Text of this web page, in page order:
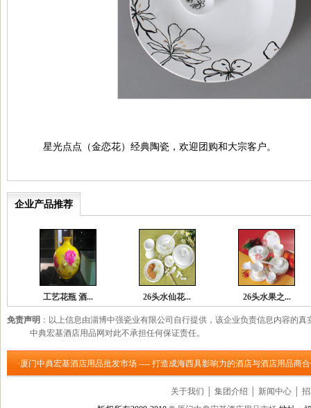
星光点点（金恋花）经典陶瓷，欢迎团购和大宗客户。
企业产品推荐
工艺花瓶 酒... 26头水仙花... 26头水果之...
免责声明 ：以上信息由淄博中强瓷业有限公司自行提供，该企业负责信息内容的
中典宏基酒店用品网对此不承担任何保证责任。
·厦门中典宏基酒店用品批发市场 ---- 打造成海西具影响力的酒店与酒店用品商
关于我们 集团介绍 新闻中心│